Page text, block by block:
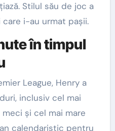
Stilul său de joc a
i-au urmat pașii.
în timpul
League, Henry a
inclusiv cel mai
și cel mai mare
calendaristic pentru